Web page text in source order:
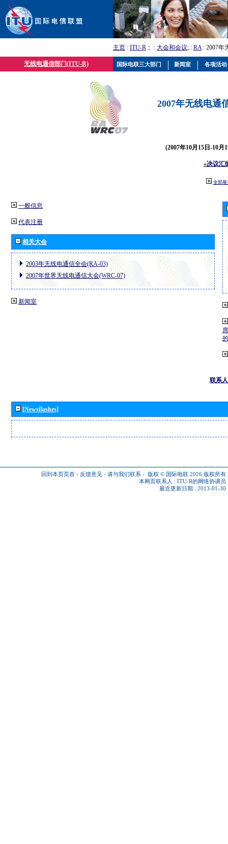
主页 : ITU-R ； : 大会和会议; : RA: 2007年
无线电通信部门(ITU-R)
2007年无线电通
(2007年10月15日-10月
«决议汇
全部展
一般信息
代表注册
相关大会
2003年无线电通信全会(RA-03)
2007年世界无线电通信大会(WRC-07)
新闻室
联系人
[Newsflashes]
回到本页页首 - 反馈意见 - 请与我们联系 - 版权 © 国际电联 2026 版权所有
本网页联系人 : ITU-R的网络协调员
最近更新日期 : 2013-01-30
国际电联三大部门 新闻室 各项活动